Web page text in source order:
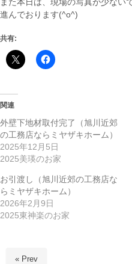
また本日は、現場の写真が少ない
進んでおります(^o^)
共有:
関連
外壁下地材取付完了（旭川近郊
の工務店ならミヤザキホーム）
2025年12月5日
2025美瑛のお家
お引渡し（旭川近郊の工務店な
らミヤザキホーム）
2026年2月9日
2025東神楽のお家
« Prev